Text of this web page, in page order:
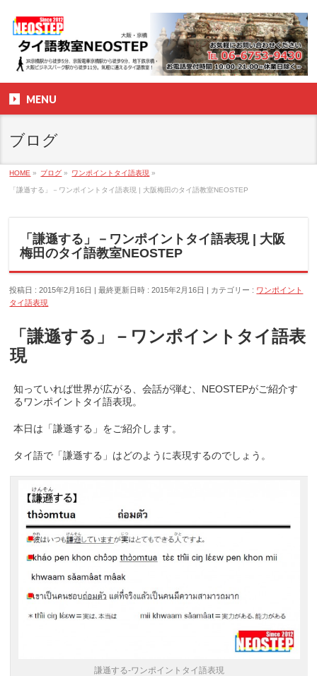
MENU
ブログ
HOME » ブログ » ワンポイントタイ語表現 »
「謙遜する」－ワンポイントタイ語表現 | 大阪梅田のタイ語教室NEOSTEP
「謙遜する」－ワンポイントタイ語表現 | 大阪
梅田のタイ語教室NEOSTEP
投稿日 : 2015年2月16日 最終更新日時 : 2015年2月16日 カテゴリー : ワンポイント
タイ語表現
「謙遜する」－ワンポイントタイ語表
現
知っていれば世界が広がる、会話が弾む、NEOSTEPがご紹介す
るワンポイントタイ語表現。
本日は「謙遜する」をご紹介します。
タイ語で「謙遜する」はどのように表現するのでしょう。
謙遜する-ワンポイントタイ語表現